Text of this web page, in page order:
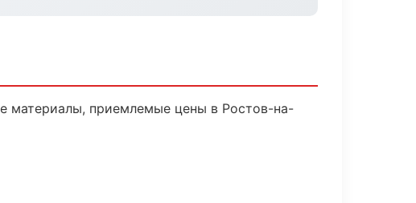
материалы, приемлемые цены в Ростов-на-